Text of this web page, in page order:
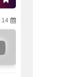
14 يناير 2020